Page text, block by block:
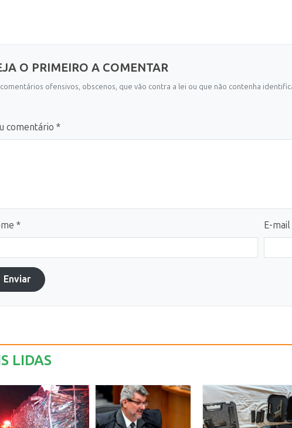
O PRIMEIRO A COMENTAR
ofensivos, obscenos, que vão contra a lei ou que não contenha
comentário *
* E-
Enviar
LIDAS